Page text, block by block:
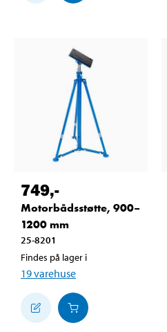
749,-
Motorbådsstøtte, 900–
1200 mm
25-8201
Findes på lager i
19varehuse